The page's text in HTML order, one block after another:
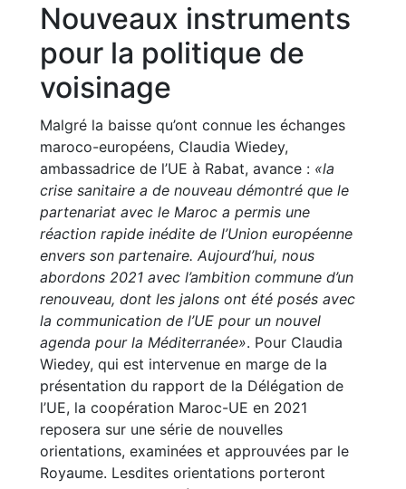
Nouveaux instruments
pour la politique de
voisinage
Malgré la baisse qu’ont connue les échanges
maroco-européens, Claudia Wiedey,
ambassadrice de l’UE à Rabat, avance : «la
crise sanitaire a de nouveau démontré que le
partenariat avec le Maroc a permis une
réaction rapide inédite de l’Union européenne
envers son partenaire. Aujourd’hui, nous
abordons 2021 avec l’ambition commune d’un
renouveau, dont les jalons ont été posés avec
la communication de l’UE pour un nouvel
agenda pour la Méditerranée». Pour Claudia
Wiedey, qui est intervenue en marge de la
présentation du rapport de la Délégation de
l’UE, la coopération Maroc-UE en 2021
reposera sur une série de nouvelles
orientations, examinées et approuvées par le
Royaume. Lesdites orientations porteront